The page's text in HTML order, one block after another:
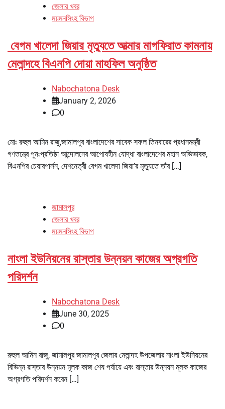
জেলার খবর
ময়মনসিংহ বিভাগ
বেগম খালেদা জিয়ার মৃত্যুতে আত্মার মাগফিরাত কামনায়
মেলান্দহে বিএনপি দোয়া মাহফিল অনুষ্ঠিত
Nabochatona Desk
January 2, 2026
0
মোঃ রুহুল আমিন রাজু,জামালপুর বাংলাদেশের সাবেক সফল তিনবারের প্রধানমন্ত্রী
গণতন্ত্রে পুনঃপ্রতিষ্ঠা আন্দোলনের আপোষহীন যোদ্ধা বাংলাদেশের মহান অভিভাবক,
বিএনপির চেয়ারপার্সন, দেশনেত্রী বেগম খালেদা জিয়া’র মৃত্যুতে তাঁর […]
জামালপুর
জেলার খবর
ময়মনসিংহ বিভাগ
নাংলা ইউনিয়নের রাস্তার উন্নয়ন কাজের অগ্রগতি
পরিদর্শন
Nabochatona Desk
June 30, 2025
0
রুহুল আমিন রাজু, জামালপুর জামালপুর জেলার মেলান্দহ উপজেলার নাংলা ইউনিয়নের
বিভিন্ন রাস্তার উন্নয়ন মূলক কাজ শেষ পর্যায়ে এবং রাস্তার উন্নয়ন মূলক কাজের
অগ্রগতি পরিদর্শন করেন […]